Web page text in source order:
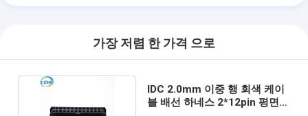
가장 저렴 한 가격 으로
IDC 2.0mm 이중 행 회색 케이
블 배선 하네스 2*12pin 평면